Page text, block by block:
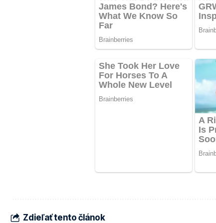
Zdieľať tento článok